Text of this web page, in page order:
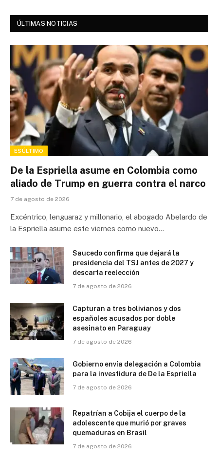
ÚLTIMAS NOTICIAS
ESÚLTIMO
De la Espriella asume en Colombia como
aliado de Trump en guerra contra el narco
7 de agosto de 2026
Excéntrico, lenguaraz y millonario, el abogado Abelardo de
la Espriella asume este viernes como nuevo…
Saucedo confirma que dejará la
presidencia del TSJ antes de 2027 y
descarta reelección
7 de agosto de 2026
Capturan a tres bolivianos y dos
españoles acusados por doble
asesinato en Paraguay
7 de agosto de 2026
Gobierno envía delegación a Colombia
para la investidura de De la Espriella
7 de agosto de 2026
Repatrían a Cobija el cuerpo de la
adolescente que murió por graves
quemaduras en Brasil
7 de agosto de 2026